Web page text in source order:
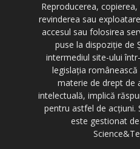
Reproducerea,
revinderea sau
accesul sau folosirea
puse la dispoziție de
intermediul site-ului
legislația
materie de drept de
intelectuală, implică
pentru astfel de acțiuni.
este gestionat